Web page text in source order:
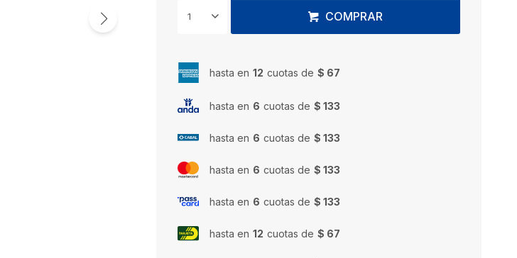
1 COMPRAR
hasta en 12 cuotas de $ 67
hasta en 6 cuotas de $ 133
hasta en 6 cuotas de $ 133
hasta en 6 cuotas de $ 133
hasta en 6 cuotas de $ 133
hasta en 12 cuotas de $ 67